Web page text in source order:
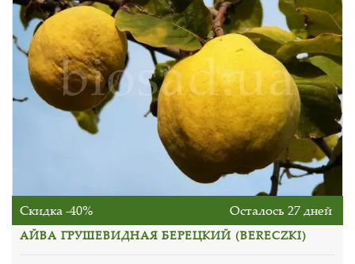
Скидка -40% Осталось 27 дней
АЙВА ГРУШЕВИДНАЯ БЕРЕЦКИЙ (BERECZKI)